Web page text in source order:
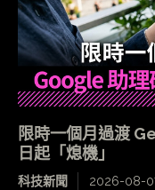
限時一個月過渡
日起「熄機」
科技新聞 2026-08-